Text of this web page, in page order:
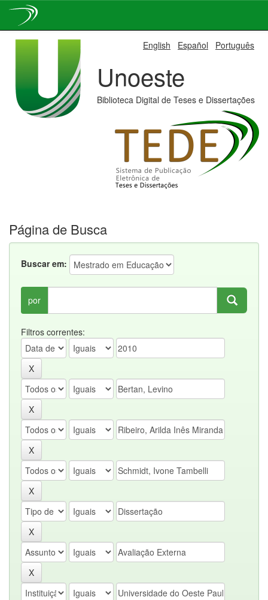
English Español Português
Unoeste
Biblioteca Digital de Teses e Dissertações
Página de Busca
Buscar em:
por
Filtros correntes: